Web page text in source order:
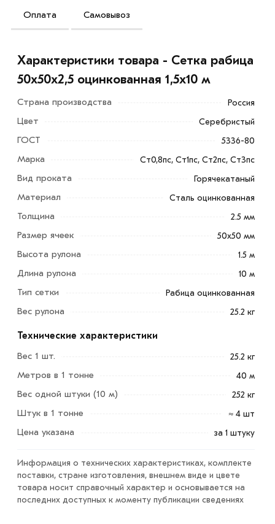
Оплата Самовывоз
конструктивный материал, получаемый путём
поочерёдного переплетения спиралей из стальной
проволоки.
Изначально, рабицу использовали в качестве
укрепляющего элемента бетонных конструкций. На
ограждений, вольеров, загонов для птиц, сит для
просеивания рассыпчатых смесей.
«Добавить в корзину»
«Быстрый заказ»
. Также можете купить позвонив по
Условия доставки и цены на товар Сетка рабица
50х50х2,5 оцинкованная 1,5х10 м из категорииСетка
рабицав интернет-магазине МЕТАЛЛ-РС
Характеристики товара - Сетка рабица
50х50х2,5 оцинкованная 1,5х10 м
Страна производства Россия
Цвет Серебристый
ГОСТ 5336-80
Марка Ст0,8пс, Ст1пс, Ст2пс, Ст3пс
Вид проката Горячекатаный
Материал Сталь оцинкованная
Толщина 2.5 мм
Размер ячеек 50х50 мм
Высота рулона 1.5 м
Длина рулона 10 м
Тип сетки Рабица оцинкованная
Вес рулона 25.2 кг
Технические характеристики
Вес 1 шт.
25.2 кг
Метров в 1 тонне 40 м
Вес одной штуки (10 м) 252 кг
Штук в 1 тонне ≈ 4 шт
Цена указана за 1 штуку
Информация о технических характеристиках, комплекте
поставки, стране изготовления, внешнем виде и цвете
товара носит справочный характер и основывается на
последних доступных к моменту публикации сведениях